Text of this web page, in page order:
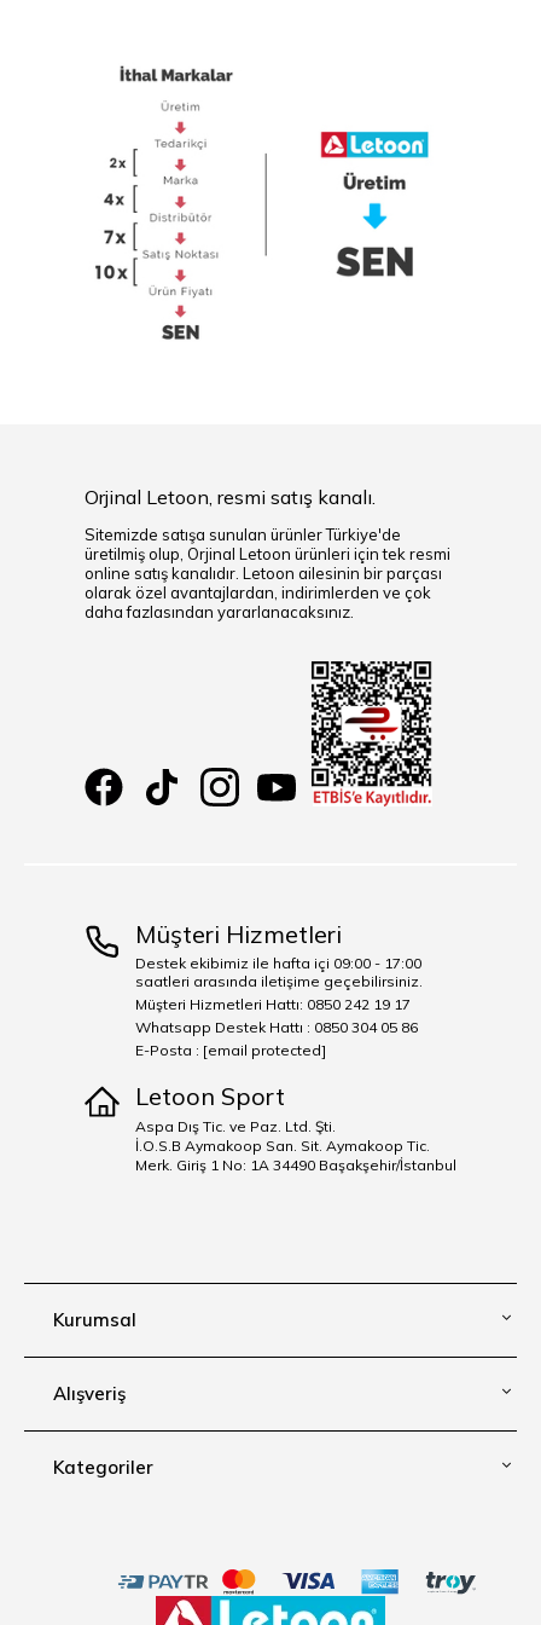
Orjinal Letoon, resmi satış kanalı.
Sitemizde satışa sunulan ürünler Türkiye'de
üretilmiş olup, Orjinal Letoon ürünleri için tek resmi
online satış kanalıdır. Letoon ailesinin bir parçası
olarak özel avantajlardan, indirimlerden ve çok
daha fazlasından yararlanacaksınız.
Kurumsal
Alışveriş
Kategoriler
Müşteri Hizmetleri
Destek ekibimiz ile hafta içi 09:00 - 17:00
saatleri arasında iletişime geçebilirsiniz.
Müşteri Hizmetleri Hattı: 0850 242 19 17
Whatsapp Destek Hattı : 0850 304 05 86
E-Posta : [email protected]
Letoon Sport
Aspa Dış Tic. ve Paz. Ltd. Şti.
İ.O.S.B Aymakoop San. Sit. Aymakoop Tic.
Merk. Giriş 1 No: 1A 34490 Başakşehir/İstanbul